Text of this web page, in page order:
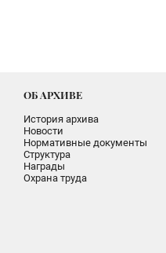
ОБ АРХИВЕ
История архива
Новости
Нормативные документы
Структура
Награды
Охрана труда